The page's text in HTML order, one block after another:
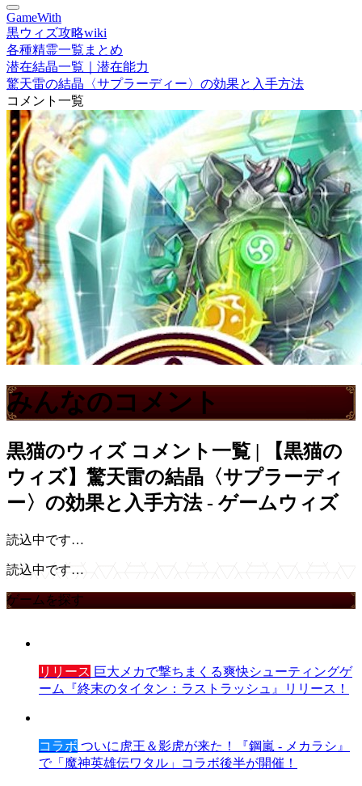
GameWith
黒ウィズ攻略wiki
各種精霊一覧まとめ
潜在結晶一覧｜潜在能力
驚天雷の結晶〈サプラーディー〉の効果と入手方法
コメント一覧
みんなのコメント
黒猫のウィズ コメント一覧 | 【黒猫の
ウィズ】驚天雷の結晶〈サプラーディ
ー〉の効果と入手方法 - ゲームウィズ
読込中です…
読込中です…
ゲームを探す
リリース 巨大メカで撃ちまくる爽快シューティングゲ
ーム『終末のタイタン：ラストラッシュ』リリース！
コラボ ついに虎王＆影虎が来た！『鋼嵐 - メカラシ』
で「魔神英雄伝ワタル」コラボ後半が開催！